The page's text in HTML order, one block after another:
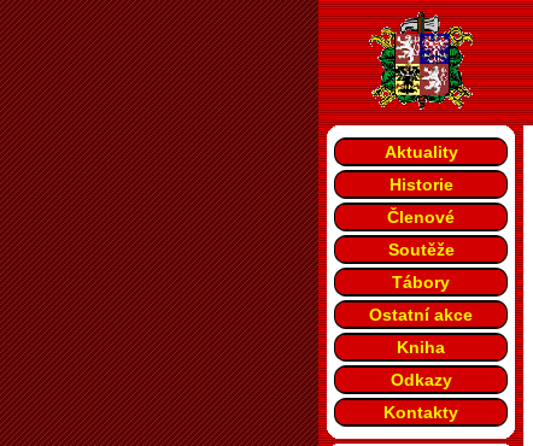
Aktuality
Historie
Členové
Soutěže
Tábory
Ostatní akce
Kniha
Odkazy
Kontakty